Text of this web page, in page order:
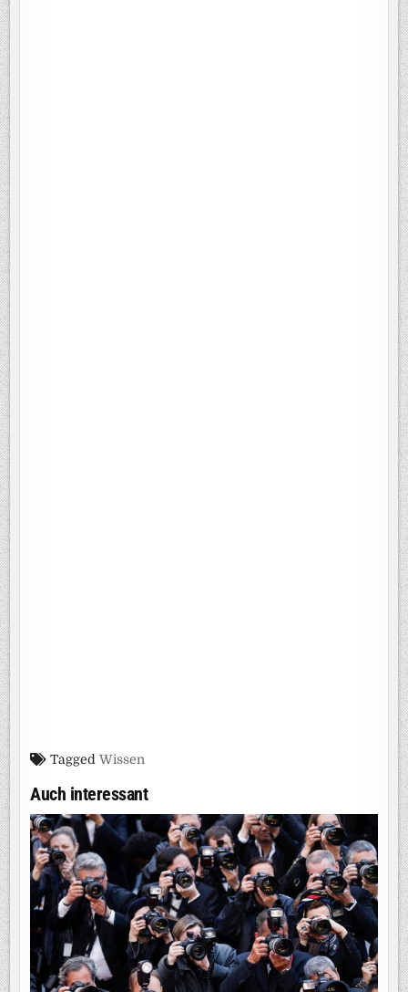
TaggedWissen
Auch interessant